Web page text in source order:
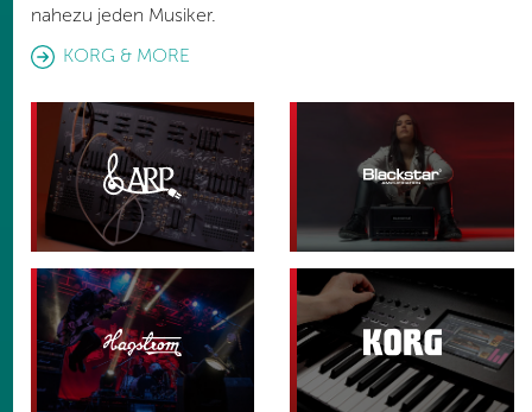
nahezu jeden Musiker.
KORG & MORE